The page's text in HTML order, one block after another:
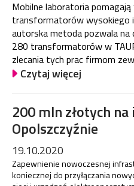
Mobilne laboratoria
transformatorów wysokiego i
autorska metoda pozwala na
280 transformatorów w
zlecania tych prac firmom
Czytaj więcej
200 mln złotych
Opolszczyźnie
19.10.2020
Zapewnienie nowoczesnej
koniecznej do przyłączania